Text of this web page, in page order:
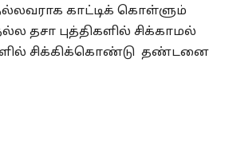
காட்டிக் கொள்ளும்
தசா புத்திகளில் சிக்காமல்
சிக்கிக்கொண்டு தண்டனை